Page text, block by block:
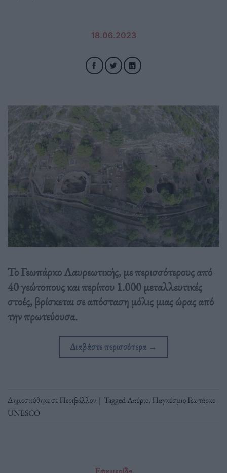
18.06.2023
Το Γεωπάρκο Λαυρεωτικής, με περισσότερους από
40 γεώτοπους και περίπου 1.000 μεταλλευτικές
στοές, βρίσκεται σε απόσταση μόλις μιας ώρας από
την πρωτεύουσα.
Διαβάστε περισσότερα →
Δημοσιεύθηκε σεΠεριβάλλον | TaggedΛαύριο, Παγκόσμιο Γεωπάρκο
UNESCO